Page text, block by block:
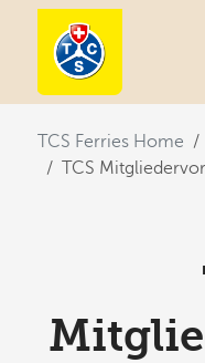
TCS Ferries Home
TCS